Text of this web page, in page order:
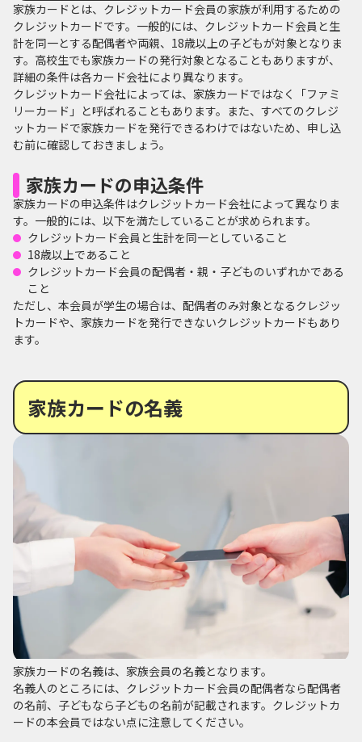
家族カードとは、クレジットカード会員の家族が利用するための
クレジットカードです。一般的には、クレジットカード会員と生
計を同一とする配偶者や両親、18歳以上の子どもが対象となりま
す。高校生でも家族カードの発行対象となることもありますが、
詳細の条件は各カード会社により異なります。
クレジットカード会社によっては、家族カードではなく「ファミ
リーカード」と呼ばれることもあります。また、すべてのクレジ
ットカードで家族カードを発行できるわけではないため、申し込
む前に確認しておきましょう。
家族カードの申込条件
家族カードの申込条件はクレジットカード会社によって異なりま
す。一般的には、以下を満たしていることが求められます。
クレジットカード会員と生計を同一としていること
18歳以上であること
クレジットカード会員の配偶者・親・子どものいずれかである
こと
ただし、本会員が学生の場合は、配偶者のみ対象となるクレジッ
トカードや、家族カードを発行できないクレジットカードもあり
ます。
家族カードの名義
家族カードの名義は、家族会員の名義となります。
名義人のところには、クレジットカード会員の配偶者なら配偶者
の名前、子どもなら子どもの名前が記載されます。クレジットカ
ードの本会員ではない点に注意してください。